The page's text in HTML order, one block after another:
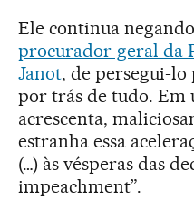
Ele continua
procurador-geral da
Janot, de persegui-lo
por trás de tudo. Em
acrescenta,
estranha essa
(…) às vésperas das
impeachment”.